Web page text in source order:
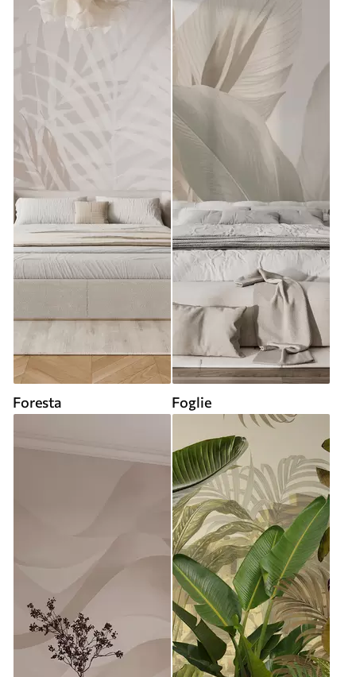
Foresta Foglie